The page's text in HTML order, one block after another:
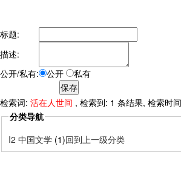
标题:
描述:
公开/私有:
公开 私有
检索词: 活在人世间 , 检索到: 1 条结果, 检索时
分类导航
I2 中国文学 (1)回到上一级分类